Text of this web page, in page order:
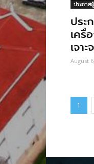
ประกาศ
ประ
เครื่
เจาะ
August
1